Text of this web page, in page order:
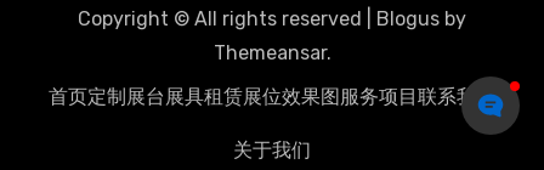
Copyright © All rights reserved Blogus by
Themeansar.
首页定制展台 展具租赁展位效果图服务项目联系我们
关于我们